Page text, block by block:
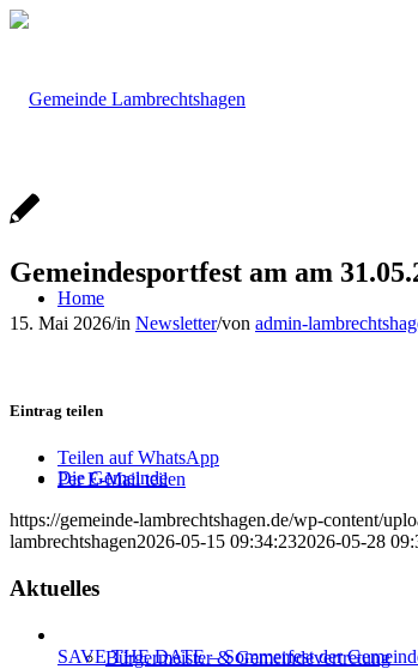
Home
Die Gemeinde
Bürgermeister & Gemeindevertretung
Gemeindesportfest am am
15. Mai 2026/in Newsletter/von admin-
Eintrag teilen
Teilen auf WhatsApp
Per E-Mail teilen
https://gemeinde-lambrechtshagen.de/wp-content/
lambrechtshagen2026-05-15 09:34:232026-05-28
Aktuelles
SAVE THE DATE – Sommerfest der